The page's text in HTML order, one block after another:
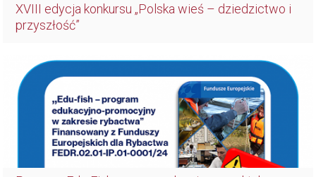
XVIII edycja konkursu „Polska wieś – dziedzictwo i
przyszłość”